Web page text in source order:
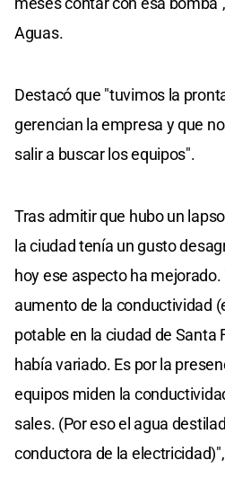
Aguas.
Destacó que "tuvimos la
gerencian la empresa y que
salir a buscar los equipos".
Tras admitir que hubo un
la ciudad tenía un gusto
hoy ese aspecto ha
aumento de la conductividad
potable en la ciudad de Santa
había variado. Es por la
equipos miden la
sales. (Por eso el agua
conductora de la